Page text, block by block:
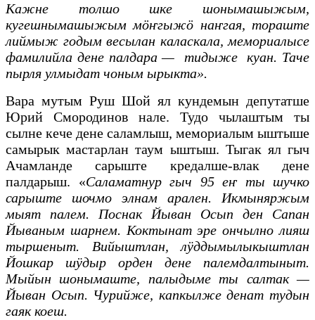
Кажне толшо шке шонымашыжым,
кугешнымашыжым мӧҥгыжӧ наҥгая, тораште
лиймыж годым весылан каласкала, мемориалысе
фамилийла дене палдара — тидыже куан. Таче
пырля улмыдат чоным ырыкта».
Вара мутым Руш Шой ял кундемын депутатше
Юрий Смородинов нале. Тудо чылаштым ты
сылне кече дене саламлыш, мемориалым ыштыше
самырык мастарлан таум ыштыш. Тыгак ял гыч
Ачамланде сарыште кредалше-влак дене
палдарыш. «Саламатнур гыч 95 еҥ ты шучко
сарыште шочмо элнам арален. Икмыняржым
мыят палем. Поснак Йыван Осып ден Сапан
Йываным шарнем. Коктынат эре ончылно лияш
тыршеныт. Вийыштлан, лӱддымылыкыштлан
Йошкар шӱдыр орден дене палемдалтыныт.
Мыйын шонымаште, палыдыме ты салтак —
Йыван Осып. Чурийже, капкылже денат тудын
гаяк коеш.